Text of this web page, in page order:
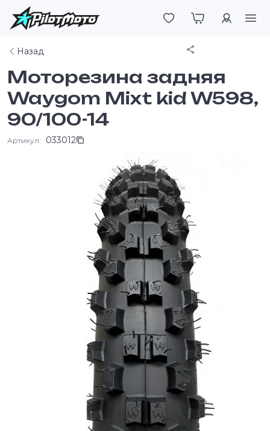
Войти
Назад
Моторезина задняя
Waygom Mixt kid W598,
90/100-14
Артикул: 033012